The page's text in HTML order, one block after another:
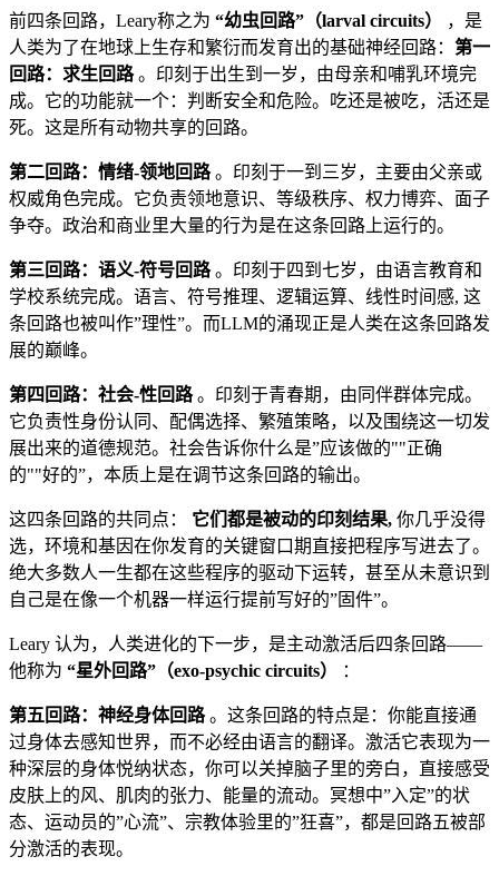
前四条回路，Leary称之为 “幼虫回路”（larval circuits）
，是
人类为了在地球上生存和繁衍而发育出的基础神经回路： 第一
回路：求生回路。印刻于出生到一岁，由母亲和哺乳环境完
成。它的功能就一个：判断安全和危险。吃还是被吃，活还是
死。这是所有动物共享的回路。
第二回路：情绪-领地回路。印刻于一到三岁，主要由父亲或
权威角色完成。它负责领地意识、等级秩序、权力博弈、面子
争夺。政治和商业里大量的行为是在这条回路上运行的。
第三回路：语义-符号回路。印刻于四到七岁，由语言教育和
学校系统完成。语言、符号推理、逻辑运算、线性时间感, 这
条回路也被叫作”理性”。而LLM的涌现正是人类在这条回路发
展的巅峰。
第四回路：社会-性回路。印刻于青春期，由同伴群体完成。
它负责性身份认同、配偶选择、繁殖策略，以及围绕这一切发
展出来的道德规范。社会告诉你什么是”应该做的""正确
的""好的”，本质上是在调节这条回路的输出。
这四条回路的共同点： 它们都是被动的印刻结果, 你几乎没得
选，环境和基因在你发育的关键窗口期直接把程序写进去了。
绝大多数人一生都在这些程序的驱动下运转，甚至从未意识到
自己是在像一个机器一样运行提前写好的”固件”。
Leary 认为，人类进化的下一步，是主动激活后四条回路——
他称为 “星外回路”（exo-psychic circuits） ：
第五回路：神经身体回路。这条回路的特点是：你能直接通
过身体去感知世界，而不必经由语言的翻译。激活它表现为一
种深层的身体悦纳状态，你可以关掉脑子里的旁白，直接感受
皮肤上的风、肌肉的张力、能量的流动。冥想中”入定”的状
态、运动员的”心流”、宗教体验里的”狂喜”，都是回路五被部
分激活的表现。